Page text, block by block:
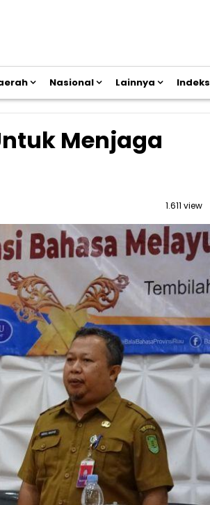
Nasional Lainnya Indeks
Menjaga
1.611 view